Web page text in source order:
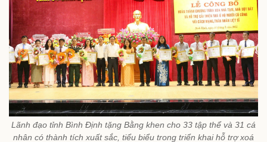
Lãnh đạo tỉnh Bình Định tặng Bằng khen cho 33 tập thể và 31 cá
nhân có thành tích xuất sắc, tiểu biểu trong triển khai hỗ trợ xoá